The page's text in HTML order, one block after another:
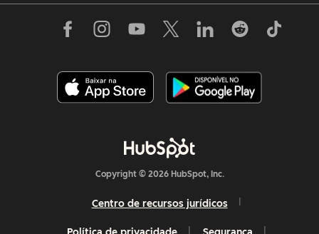
Copyright © 2026 HubSpot, Inc.
Centro de recursos jurídicos